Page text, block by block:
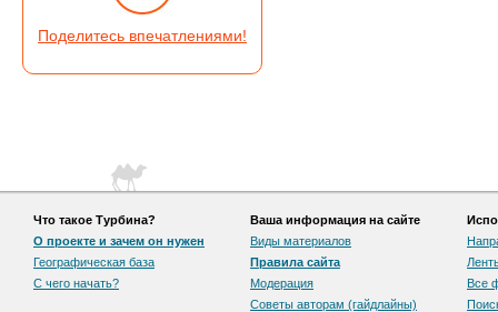
Поделитесь впечатлениями!
Что такое Турбина?
О проекте и зачем он нужен
Географическая база
С чего начать?
Ваша информация на сайте
Виды материалов
Правила сайта
Модерация
Советы авторам (гайдлайны)
Все